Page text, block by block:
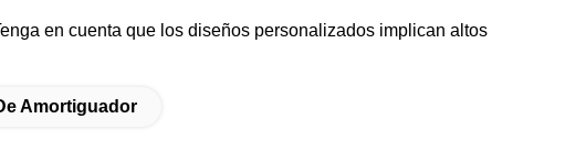
en cuenta que los diseños personalizados implican altos
Amortiguador